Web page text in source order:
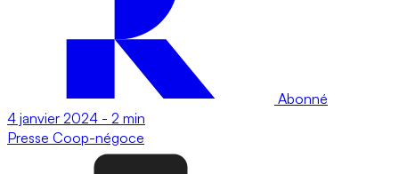
Abonné
4 janvier 2024 - 2 min
Presse Coop-négoce